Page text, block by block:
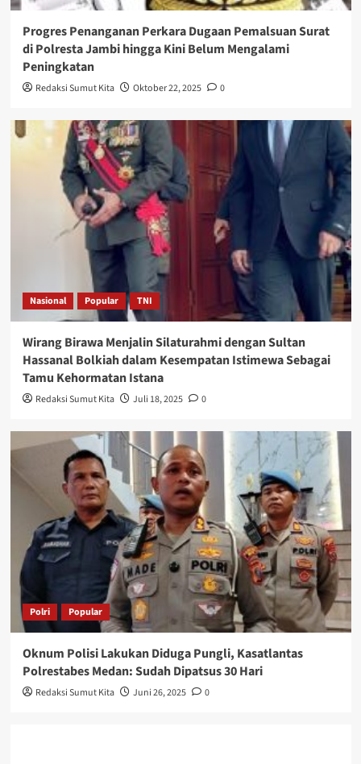
Progres Penanganan Perkara Dugaan Pemalsuan Surat
di Polresta Jambi hingga Kini Belum Mengalami
Peningkatan
Redaksi Sumut Kita Oktober 22, 2025 0
Nasional Popular TNI
Wirang Birawa Menjalin Silaturahmi dengan Sultan
Hassanal Bolkiah dalam Kesempatan Istimewa Sebagai
Tamu Kehormatan Istana
Redaksi Sumut Kita Juli 18, 2025 0
Polri Popular
Oknum Polisi Lakukan Diduga Pungli, Kasatlantas
Polrestabes Medan: Sudah Dipatsus 30 Hari
Redaksi Sumut Kita Juni 26, 2025 0